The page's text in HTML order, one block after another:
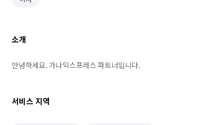
소개
안녕하세요. 가나익스프레스 파트너입니다.
서비스 지역